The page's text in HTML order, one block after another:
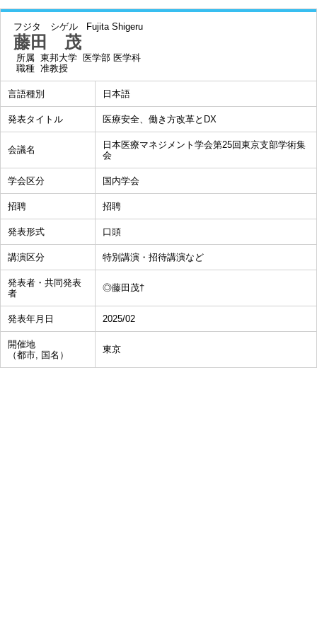
フジタ シゲル Fujita Shigeru
藤田 茂
所属 東邦大学 医学部 医学科
職種 准教授
言語種別 日本語
発表タイトル 医療安全、働き方改革とDX
会議名
日本医療マネジメント学会第25回東京支部学術集
会
学会区分 国内学会
招聘 招聘
発表形式 口頭
講演区分 特別講演・招待講演など
発表者・共同発表
者
◎藤田茂†
発表年月日 2025/02
開催地
（都市, 国名）
東京